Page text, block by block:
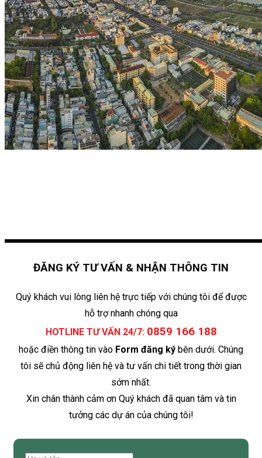
ĐĂNG KÝ TƯ VẤN & NHẬN THÔNG TIN
Quý khách vui lòng liên hệ trực tiếp với chúng tôi để được
hỗ trợ nhanh chóng qua
HOTLINE TƯ VẤN 24/7: 0859 166 188
hoặc điền thông tin vào Form đăng ký bên dưới. Chúng
tôi sẽ chủ động liên hệ và tư vấn chi tiết trong thời gian
sớm nhất.
Xin chân thành cảm ơn Quý khách đã quan tâm và tin
tưởng các dự án của chúng tôi!